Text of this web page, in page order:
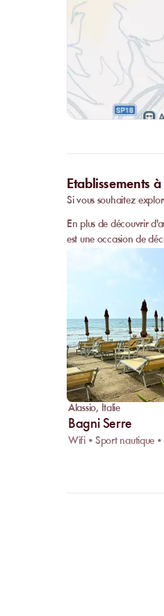
Etablissements
Si vous souhaitez
En plus de découvrir
est une occasion de
Alassio, Italie
Bagni Serre
Wifi • Sport nautique